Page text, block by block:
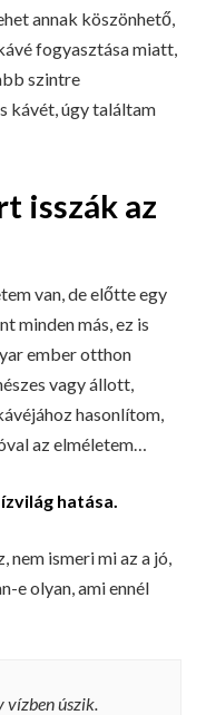
annak köszönhető,
fogyasztása miatt,
szintre
kávét, úgy találtam
isszák az
van, de előtte egy
minden más, ez is
ember otthon
vagy állott,
hasonlítom,
az elméletem…
hatása.
ismeri mi az a jó,
e olyan, ami ennél
vízben úszik.